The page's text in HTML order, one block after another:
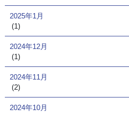
2025年1月
(1)
2024年12月
(1)
2024年11月
(2)
2024年10月